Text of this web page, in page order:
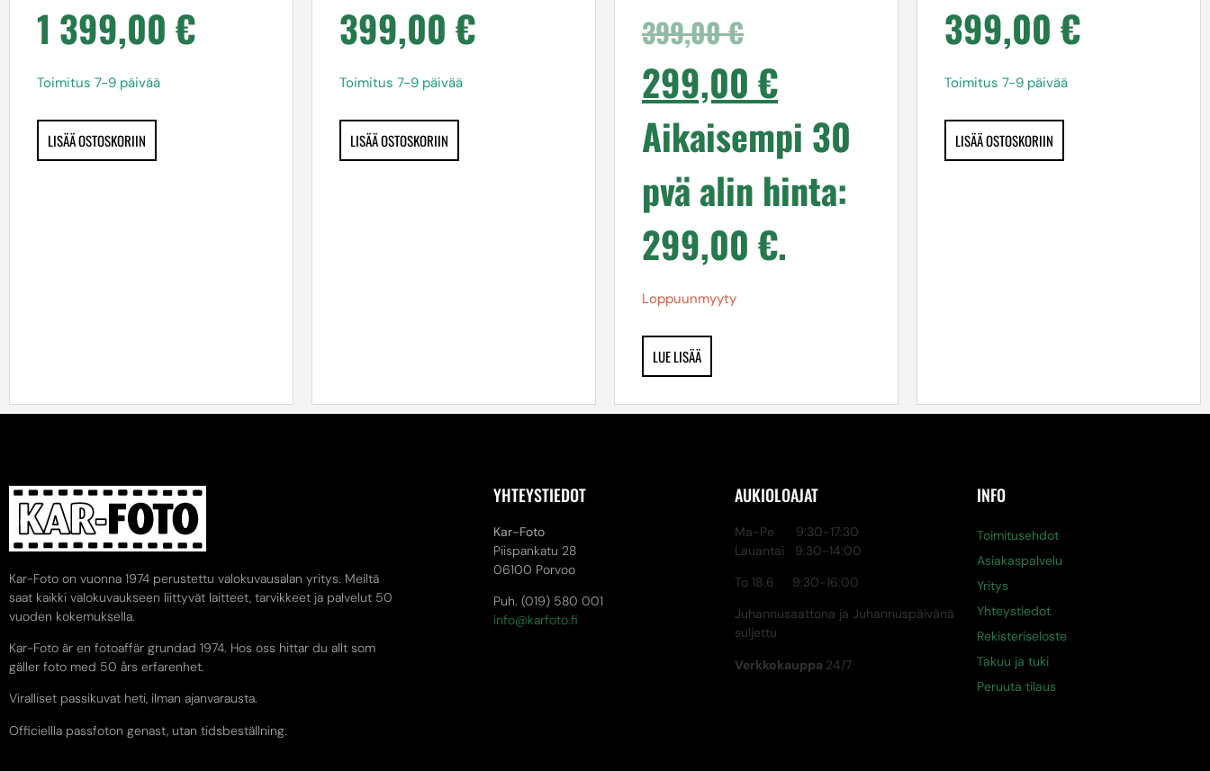
1 399,00 €
Toimitus 7-9 päivää
LISÄÄ OSTOSKORIIN
399,00 €
Toimitus 7-9 päivää
LISÄÄ OSTOSKORIIN
399,00€
299,00 €
Aikaisempi 30
pvä alin hinta:
299,00 €.
Loppuunmyyty
LUE LISÄÄ
399,00 €
Toimitus 7-9 päivää
LISÄÄ OSTOSKORIIN
Kar-Foto on vuonna 1974 perustettu valokuvausalan yritys. Meiltä
saat kaikki valokuvaukseen liittyvät laitteet, tarvikkeet ja palvelut 50
vuoden kokemuksella.
Kar-Foto är en fotoaffär grundad 1974. Hos oss hittar du allt som
gäller foto med 50 års erfarenhet.
Viralliset passikuvat heti, ilman ajanvarausta.
Officiellla passfoton genast, utan tidsbeställning.
YHTEYSTIEDOT
Kar-Foto
Piispankatu 28
06100 Porvoo
Puh. (019) 580 001
info@karfoto.fi
AUKIOLOAJAT
Ma-Pe 9:30-17:30
Lauantai 9:30-14:00
To 18.6 9:30-16:00
Juhannusaattona ja Juhannuspäivänä
suljettu
Verkkokauppa 24/7
INFO
Toimitusehdot
Asiakaspalvelu
Yritys
Yhteystiedot
Rekisteriseloste
Takuu ja tuki
Peruuta tilaus